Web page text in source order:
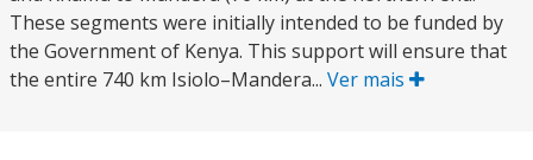
These segments were initially intended to be funded by
the Government of Kenya. This support will ensure that
the entire 740 km Isiolo–Mandera... Ver mais